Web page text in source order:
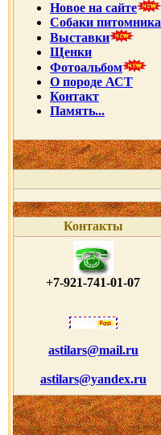
Новое на сайте
Собаки питомника
Выставки
Щенки
Фотоальбом
О породе АСТ
Контакт
Память...
Контакты
+7-921-741-01-07
astilars@mail.ru
astilars@yandex.ru